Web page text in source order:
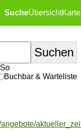
SucheÜbersichtKarte
So
Buchbar & Warteliste